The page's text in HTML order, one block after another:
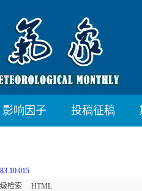
影响因子 投稿征稿
检索 HTML